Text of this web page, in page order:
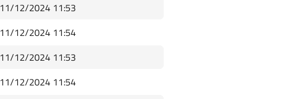
11/12/2024 11:53
11/12/2024 11:54
11/12/2024 11:53
11/12/2024 11:54